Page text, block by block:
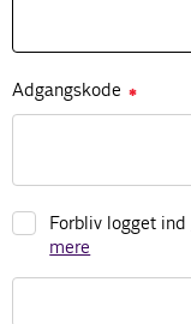
Adgangskode ✱
Forbliv logget ind
mere